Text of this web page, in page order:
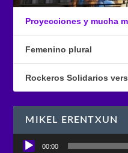
Proyecciones y mucha
Femenino plural
Rockeros Solidarios
MIKEL ERENTXUN
Reproductor
00:00